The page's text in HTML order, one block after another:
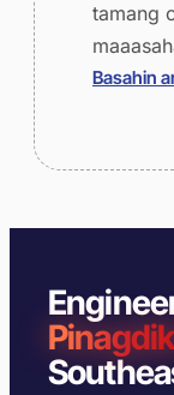
tamang
Basahin